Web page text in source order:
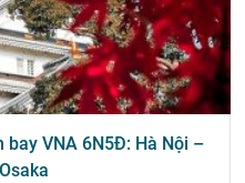
bay VNA 6N5Đ: Hà Nội –